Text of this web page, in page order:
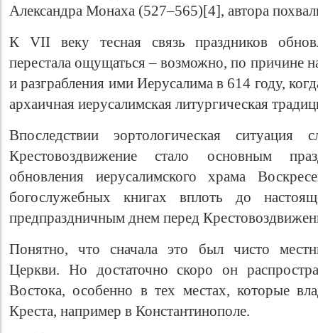
Александра Монаха (527–565)[4], автора
К VII веку тесная связь праздников
перестала ощущаться – возможно, по причине
и разграбления ими Иерусалима в 614 году,
архаичная иерусалимская литургическая
Впоследствии эортологическая
Крестовоздвижение стало основным
обновления иерусалимского храма
богослужебных книгах вплоть до
предпраздничным днем перед
Понятно, что сначала это был чисто
Церкви. Но достаточно скоро он
Востока, особенно в тех местах, которые
Креста, например в Константинополе.